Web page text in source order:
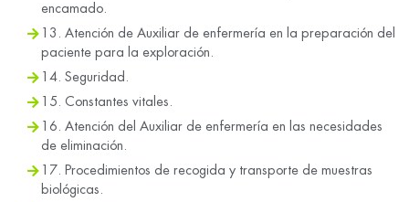
encamado.
13. Atención de Auxiliar de enfermería en la preparación del
paciente para la exploración.
14. Seguridad.
15. Constantes vitales.
16. Atención del Auxiliar de enfermería en las necesidades
de eliminación.
17. Procedimientos de recogida y transporte de muestras
biológicas.